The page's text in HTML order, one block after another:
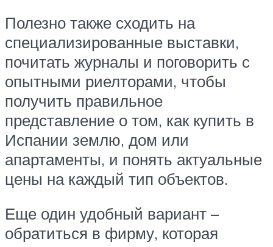
Полезно также сходить на
специализированные выставки,
почитать журналы и поговорить с
опытными риелторами, чтобы
получить правильное
представление о том, как купить в
Испании землю, дом или
апартаменты, и понять актуальные
цены на каждый тип объектов.
Еще один удобный вариант –
обратиться в фирму, которая